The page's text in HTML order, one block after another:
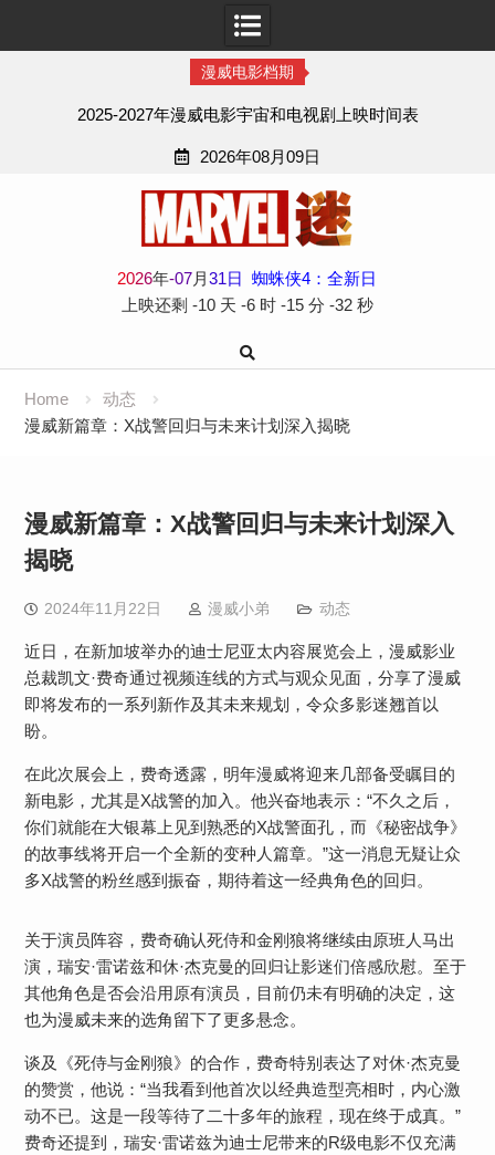
漫威电影档期
2025-2027年漫威电影宇宙和电视剧上映时间表
2026年08月09日
2026年-07月31日
蜘蛛侠4：全新日
上映还剩 -10 天 -6 时 -15 分 -33 秒
Home
动态
漫威新篇章：X战警回归与未来计划深入揭晓
漫威新篇章：X战警回归与未来计划深入
揭晓
2024年11月22日 漫威小弟 动态
近日，在新加坡举办的迪士尼亚太内容展览会上，漫威影业
总裁凯文·费奇通过视频连线的方式与观众见面，分享了漫威
即将发布的一系列新作及其未来规划，令众多影迷翘首以
盼。
在此次展会上，费奇透露，明年漫威将迎来几部备受瞩目的
新电影，尤其是X战警的加入。他兴奋地表示：“不久之后，
你们就能在大银幕上见到熟悉的X战警面孔，而《秘密战争》
的故事线将开启一个全新的变种人篇章。”这一消息无疑让众
多X战警的粉丝感到振奋，期待着这一经典角色的回归。
关于演员阵容，费奇确认死侍和金刚狼将继续由原班人马出
演，瑞安·雷诺兹和休·杰克曼的回归让影迷们倍感欣慰。至于
其他角色是否会沿用原有演员，目前仍未有明确的决定，这
也为漫威未来的选角留下了更多悬念。
谈及《死侍与金刚狼》的合作，费奇特别表达了对休·杰克曼
的赞赏，他说：“当我看到他首次以经典造型亮相时，内心激
动不已。这是一段等待了二十多年的旅程，现在终于成真。”
费奇还提到，瑞安·雷诺兹为迪士尼带来的R级电影不仅充满